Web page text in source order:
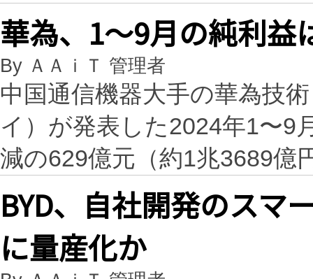
華為、1～9月の純利
By ＡＡｉＴ 管理者
中国通信機器大手の華為技
イ）が発表した2024年1〜9
減の629億元（約1兆3689億
BYD、自社開発のスマ
に量産化か